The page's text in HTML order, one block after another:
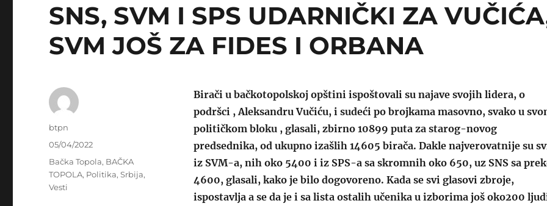
SNS, SVM I SPS UDARNIČKI ZA
SVM JOŠ ZA FIDES I ORBANA
Birači u bačkotopolskoj opštini ispoštovali su najave svojih lidera, o
podršci , Aleksandru Vučiću, i sudeći po brojkama masovno, svako u
političkom bloku , glasali, zbirno 10899 puta za starog-novog
predsednika, od ukupno izašlih 14605 birača. Dakle najverovatnije su
iz SVM-a, nih oko 5400 i iz SPS-a sa skromnih oko 650, uz SNS sa
4600, glasali, kako je bilo dogovoreno. Kada se svi glasovi zbroje,
ispostavlja a se da je i sa lista ostalih učenika u izborima još oko200
Author
btpn
Posted
05/04/2022
Categories
Bačka Topola, BAČKA
TOPOLA, Politika,Srbija,
Vesti